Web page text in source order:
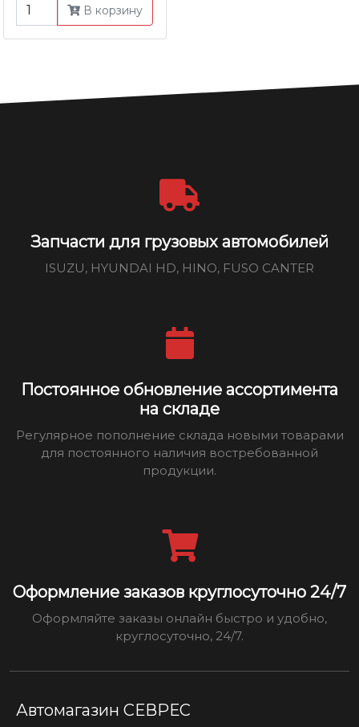
В корзину
Запчасти для грузовых автомобилей
ISUZU, HYUNDAI HD, HINO, FUSO CANTER
Постоянное обновление ассортимента
на складе
Регулярное пополнение склада новыми товарами
для постоянного наличия востребованной
продукции.
Оформление заказов круглосуточно 24/7
Оформляйте заказы онлайн быстро и удобно,
круглосуточно, 24/7.
Автомагазин СЕВРЕС